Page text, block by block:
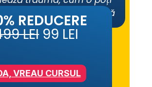
corp și minte și cum să
fiecare experiență
într-o resursă de
REDUCERE
VREAU CURSUL
LEI 99 LEI